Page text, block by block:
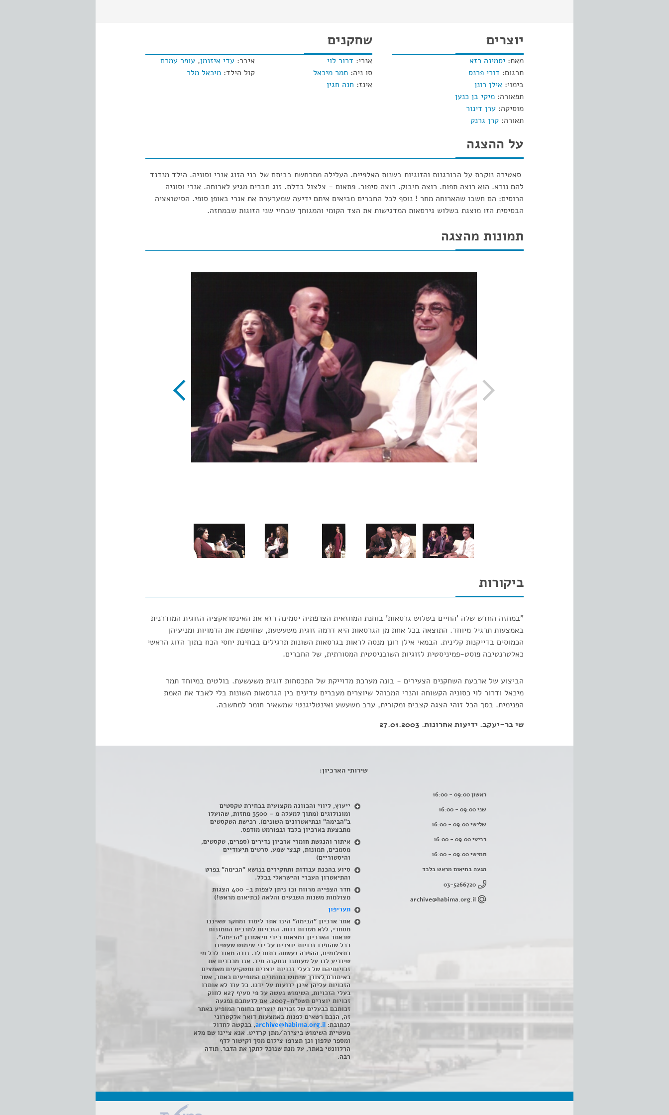
יוצרים
מאת: יסמינה רזא
תרגום: דורי פרנס
בימוי: אילן רונן
תפאורה: מיקי בן כנען
מוסיקה: ערן דינור
תאורה: קרן גרנק
שחקנים
אנרי: דרור לוי
סו ניה: תמר מיכאל
אינז: חנה חגין
איבר: עדי איזנמן, עופר עמרם
קול הילד: מיכאל מלר
על ההצגה
סאטירה נוקבת על הבורגנות והזוגיות בשנות האלפיים. העלילה מתרחשת בביתם של בני הזוג אנרי וסוניה. הילד מנדנד
להם נורא. הוא רוצה תפוח. רוצה חיבוק. רוצה סיפור. פתאום - צלצול בדלת. זוג חברים מגיע לארוחה. אנרי וסוניה
הרוסים: הם חשבו שהארוחה מחר ! נוסף לכל החברים מביאים איתם ידיעה שמערערת את אנרי באופן סופי. הסיטואציה
הבסיסית הזו מוצגת בשלוש גירסאות המדגישות את הצד הקומי והמגוחך שבחיי שני הזוגות שבמחזה.
תמונות מהצגה
ביקורות
"במחזה החדש שלה 'החיים בשלוש גרסאות' בוחנת המחזאית הצרפתיה יסמינה רזא את האינטראקציה הזוגית המודרנית
באמצעות תרגיל מיוחד. התוצאה בכל אחת מן הגרסאות היא דרמה זוגית משעשעת, שחושפת את הדמויות ומניעיהן
הכמוסים בדייקנות קלינית. הבמאי אילן רונן מנסה לראות בגרסאות השונות תרגילים בבחינת יחסי הכח בתוך הזוג הראשי
כאלטרנטיבה פוסט-פמיניסטית לזוגיות השובניסטית המסורתית, של החברים.
הביצוע של ארבעת השחקנים הצעירים - בונה מערכת מדוייקת של התכסחות זוגית משעשעת. בולטים במיוחד תמר
מיכאל ודרור לוי כסוניה הקשוחה והנרי המבוהל שיוצרים מעברים עדינים בין הגרסאות השונות בלי לאבד את האמת
הפנימית. בסך הכל זוהי הצגה קצבית ומקורית, ערב משעשע ואינטליגנטי שמשאיר חומר למחשבה.
שי בר-יעקב. ידיעות אחרונות. 27.01.2003
ראשון 09:00 - 16:00
שני 09:00 - 16:00
שלישי 09:00 - 16:00
רביעי 09:00 - 16:00
חמישי 09:00 - 16:00
הגעה בתיאום מראש בלבד
03-5266720
archive@habima.org.il
שירותי הארכיון:
ייעוץ, ליווי והכוונה מקצועית בבחירת טקסטים
ומונולוגים (מתוך למעלה מ – 3500 מחזות, שהועלו
ב"הבימה" ובתיאטרונים השונים). רכישת הטקסטים
מתבצעת בארכיון בלבד ובפורמט מודפס.
איתור והנגשת חומרי ארכיון נדירים (ספרים, טקסטים,
מסמכים, תמונות, קבצי שמע, סרטים תיעודיים
והיסטוריים)
סיוע בהכנת עבודות ותחקירים בנושא "הבימה" בפרט
והתיאטרון העברי והישראלי בכלל.
חדר הצפייה מרווח ובו ניתן לצפות ב- 400 הצגות
מצולמות משנות השבעים והלאה (בתיאום מראש!)
תעריפון
אתר ארכיון "הבימה" הינו אתר לימוד ומחקר שאיננו
מסחרי, ללא מטרות רווח. הזכויות למרבית התמונות
שבאתר הארכיון נמצאות בידי תיאטרון "הבימה".
ככל שהופרו זכויות יוצרים על ידי שימוש שעשינו
בתצלומים, ההפרה נעשתה בתום לב. נודה מאוד לכל מי
שיודיע לנו על טעותנו ונתקנה מיד. אנו מכבדים את
זכויותיהם של בעלי זכויות יוצרים ומשקיעים מאמצים
באיתורם לצורך שימוש בחומרים המופיעים באתר, אשר
הזכויות עליהן אינן ידועות על ידנו. כל עוד לא אותרו
בעלי הזכויות, השימוש נעשה על פי סעיף 27א לחוק
זכויות יוצרים תשס"ח-2007. אם לדעתכם נפגעה
זכותכם כבעלים של זכויות יוצרים בחומר המופיע באתר
זה, הנכם רשאים לפנות באמצעות דואר אלקטרוני
לכתובת: archive@habima.org.il, בבקשה לחדול
מעשיית השימוש ביצירה/מתן קרדיט. אנא ציינו שם מלא
ומספר טלפון וכן תצרפו צילום מסך וקישור לדף
הרלוונטי באתר, על מנת שנוכל לתקן את הדבר. תודה
רבה.